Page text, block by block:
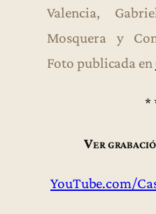
Valencia,
Mosquera y
Foto publicada en
*
Ver
YouTube.com/